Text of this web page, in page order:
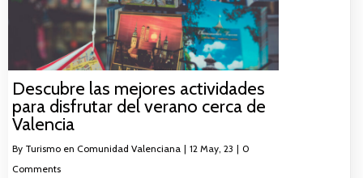
Descubre las mejores actividades
para disfrutar del verano cerca de
Valencia
By Turismo en Comunidad Valenciana | 12 May, 23 | 0
Comments